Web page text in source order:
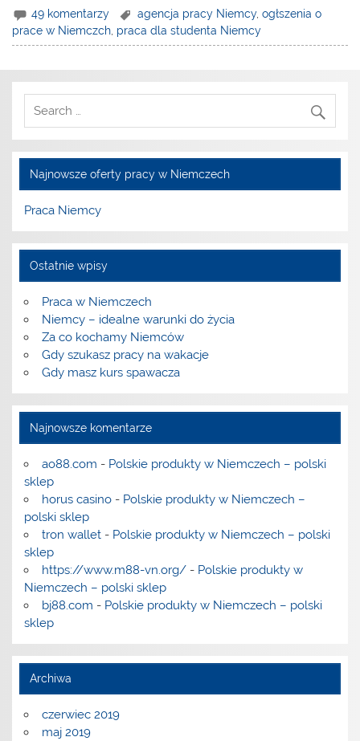
49 komentarzy agencja pracy Niemcy,ogłszenia o
prace w Niemczch praca dla studenta Niemcy
Najnowsze oferty pracy w Niemczech
Praca Niemcy
Ostatnie wpisy
Praca w Niemczech
Niemcy – idealne warunki do życia
Za co kochamy Niemców
Gdy szukasz pracy na wakacje
Gdy masz kurs spawacza
Najnowsze komentarze
ao88.com - Polskie produkty w Niemczech – polski
sklep
horus casino- Polskie produkty w Niemczech –
polski sklep
tron wallet- Polskie produkty w Niemczech – polski
sklep
https://www.m88-vn.org/- Polskie produkty w
Niemczech – polski sklep
bj88.com - Polskie produkty w Niemczech – polski
sklep
Archiwa
czerwiec 2019
maj 2019